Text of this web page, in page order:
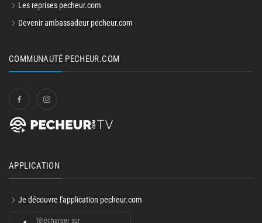
Les reprises pecheur.com
Devenir ambassadeur pecheur.com
COMMUNAUTÉ PECHEUR.COM
APPLICATION
Je découvre l'application pecheur.com
Télécharger sur